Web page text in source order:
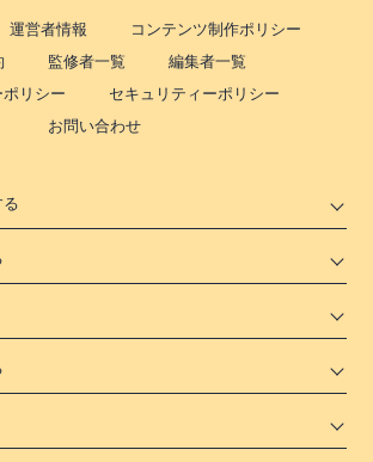
運営者情報
コンテンツ制作ポリシー
監修者一覧
編集者一覧
リシー
セキュリティーポリシー
お問い合わせ